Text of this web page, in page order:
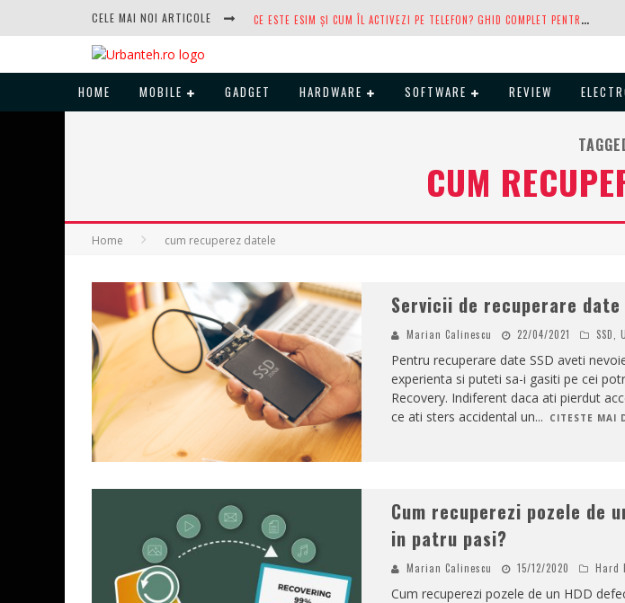
CELE MAI NOI ARTICOLE C
E ESTE ESIM ȘI CUM ÎL ACTIVEZI PE TELEFON? GHID COMPLET PENTRU ANDROID ȘI IPHONE
L
G LANSEAZĂ TELEVIZOARELE OLED EVO, QNED EVO ȘI MICRO RGB PENTRU 2026
G
OPRO REVINE ÎN COMPETIȚIE: MISSION ONE ESTE RĂSPUNSUL PE CARE DJI NU ÎL AȘTEPTA
HOME MOBILE GADGET HARDWARE SOFTWARE REVIEW
CUM
Home cum recuperez datele
Servicii de recuperare date
Marian Calinescu 22/04/2021 SSD
Pentru recuperare date SSD aveti
experienta si puteti sa-i gasiti pe cei
Recovery. Indiferent daca ati pierdut
ce ati sters accidental un... CITESTE MAI
Cum recuperezi pozele de
in patru pasi?
Marian Calinescu 15/12/2020 Hard
Cum recuperezi pozele de un HDD